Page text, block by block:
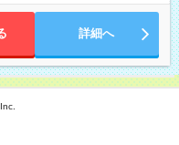
日の勤務
詳細へ